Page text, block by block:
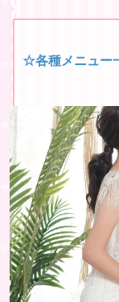
☆各種メニュー